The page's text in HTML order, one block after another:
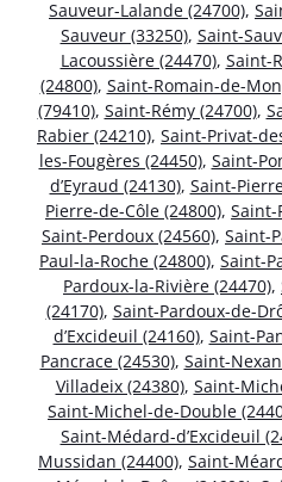
Sauveur-Lalande (24700),
Sauveur (33250), Saint-
Lacoussière (24470), Saint-
(24800), Saint-Romain-de-
(79410), Saint-Rémy (24700),
Rabier (24210), Saint-Privat-
les-Fougères (24450), Saint-
d’Eyraud (24130), Saint-
Pierre-de-Côle (24800), Saint-
Saint-Perdoux (24560), Saint-
Paul-la-Roche (24800), Saint-
Pardoux-la-Rivière (24470),
(24170), Saint-Pardoux-de-
d’Excideuil (24160), Saint-
Pancrace (24530), Saint-
Villadeix (24380), Saint-
Saint-Michel-de-Double
Saint-Médard-d’Excideuil
Mussidan (24400), Saint-